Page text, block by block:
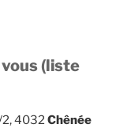
(liste
2, 4032Chênée